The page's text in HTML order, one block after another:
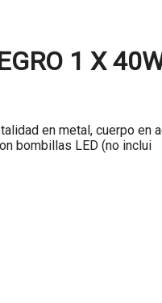
1 X
en metal, cuerpo
bombillas LED (no inclui